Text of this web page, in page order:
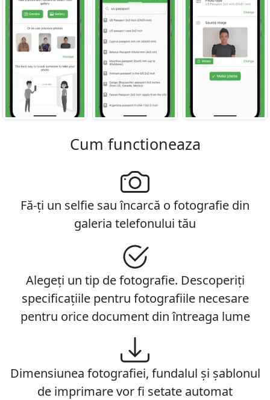
Cum functioneaza
Fă-ți un selfie sau încarcă o fotografie din
galeria telefonului tău
Alegeți un tip de fotografie. Descoperiți
specificațiile pentru fotografiile necesare
pentru orice document din întreaga lume
Dimensiunea fotografiei, fundalul și șablonul
de imprimare vor fi setate automat